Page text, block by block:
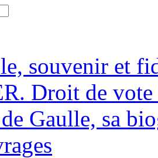
souvenir et
Droit de vote
Gaulle, sa